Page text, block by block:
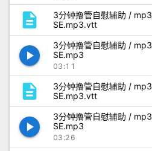
description
3分钟撸管自慰辅助 /
SE.mp3.vtt
play_arrow
3分钟撸管自慰辅助 /
SE.mp3
03:11
description
3分钟撸管自慰辅助 /
SE.mp3.vtt
play_arrow
3分钟撸管自慰辅助 /
SE.mp3
03:26